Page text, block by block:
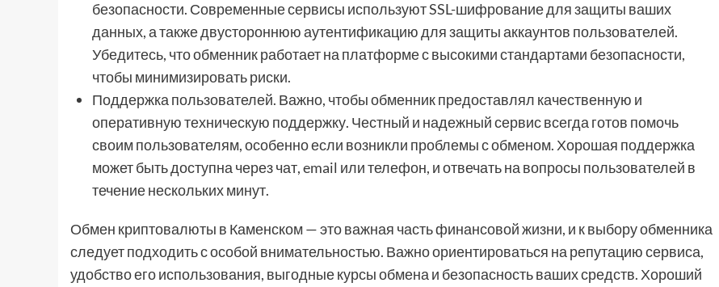
безопасности. Современные сервисы используют SSL-шифрование для защиты ваших
данных, а также двустороннюю аутентификацию для защиты аккаунтов пользователей.
Убедитесь, что обменник работает на платформе с высокими стандартами безопасности,
чтобы минимизировать риски.
Поддержка пользователей. Важно, чтобы обменник предоставлял качественную и
оперативную техническую поддержку. Честный и надежный сервис всегда готов помочь
своим пользователям, особенно если возникли проблемы с обменом. Хорошая поддержка
может быть доступна через чат, email или телефон, и отвечать на вопросы пользователей в
течение нескольких минут.
Обмен криптовалюты в Каменском — это важная часть финансовой жизни, и к выбору обменника
следует подходить с особой внимательностью. Важно ориентироваться на репутацию сервиса,
удобство его использования, выгодные курсы обмена и безопасность ваших средств. Хороший